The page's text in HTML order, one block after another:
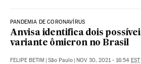
PANDEMIA DE CORONAVÍRUS
Anvisa identifica dois
variante ômicron no Brasil
FELIPE BETIM | São Paulo | NOV 30, 2021 - 16:54 EST